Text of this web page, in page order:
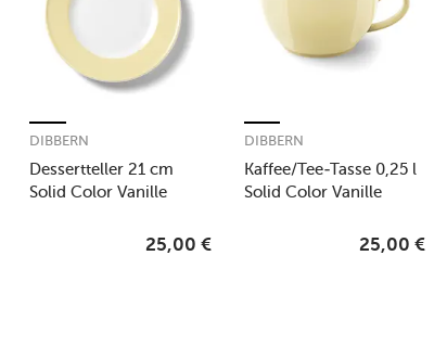
Dessertteller 21 cm
Solid Color Vanille
DIBBERN
25,00 €
Kaffee/Tee-Tasse 0,25 l
Solid Color Vanille
DIBBERN
25,00 €